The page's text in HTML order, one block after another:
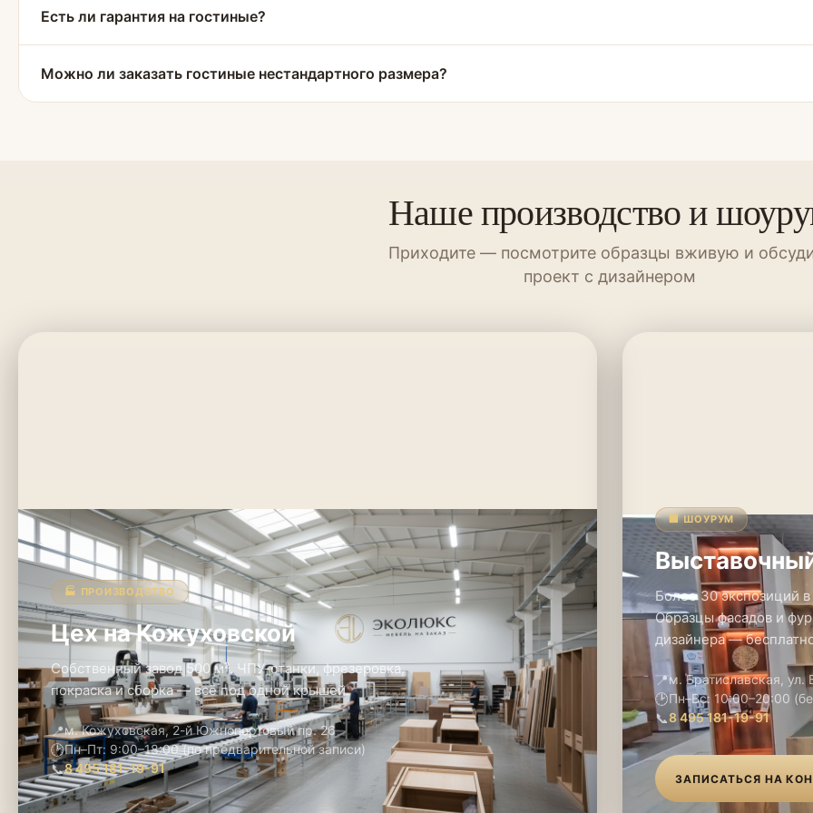
Есть ли гарантия на гостиные?
Можно ли заказать гостиные нестандартного размера?
Наше производство и
Приходите — посмотрите образцы вживую и
проект с дизайнером
🏭 ПРОИЗВОДСТВО
Цех на Кожуховской
Собственный завод 500 м². ЧПУ-станки, фрезеровка,
покраска и сборка — всё под одной крышей.
📍м. Кожуховская, 2-й Южнопортовый пр. 26
🕑Пн–Пт: 9:00–18:00 (по предварительной записи)
📞8 495 181-19-91
🏢 ШОУРУМ
Более 30 экспозиций
Образцы фасадов и
дизайнера —
📍м. Братиславская, ул.
🕑Пн–Вс: 10:00–20:00
📞8 495 181-19-91
ЗАПИСАТЬСЯ НА